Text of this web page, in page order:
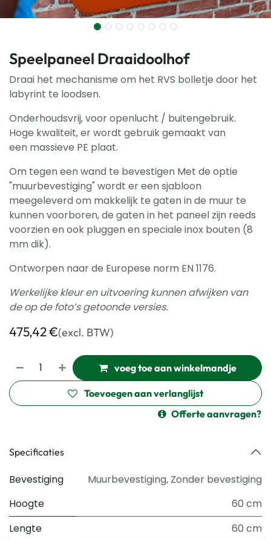
Speelpaneel Draaidoolhof
Draai het mechanisme om het RVS bolletje door het
labyrint te loodsen.
Onderhoudsvrij, voor openlucht / buitengebruik.
Hoge kwaliteit, er wordt gebruik gemaakt van
een massieve PE plaat.
Om tegen een wand te bevestigen Met de optie
"muurbevestiging" wordt er een sjabloon
meegeleverd om makkelijk te gaten in de muur te
kunnen voorboren, de gaten in het paneel zijn reeds
voorzien en ook pluggen en speciale inox bouten (8
mm dik).
Ontworpen naar de Europese norm EN 1176.
Werkelijke kleur en uitvoering kunnen afwijken van
de op de foto’s getoonde versies.
475,42€(excl. BTW)
voeg toe aan winkelmandje
Toevoegen aan verlanglijst
Offerte aanvragen?
Specificaties
Bevestiging Muurbevestiging, Zonder bevestiging
Hoogte
60 cm
Lengte
60 cm